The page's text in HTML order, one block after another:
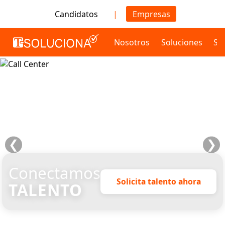
Candidatos | Empresas
Nosotros Soluciones
Conectamos
TALENTO Solicita talento ahora
❮ ❯